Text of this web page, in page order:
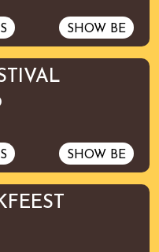
SHOW BE
SHOW BE